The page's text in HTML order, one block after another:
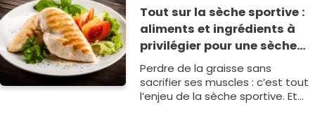
Tout sur la sèche sportive :
aliments et ingrédients à
privilégier pour une sèche
efficace
Perdre de la graisse sans
sacrifier ses muscles : c’est tout
l’enjeu de la sèche sportive. Et